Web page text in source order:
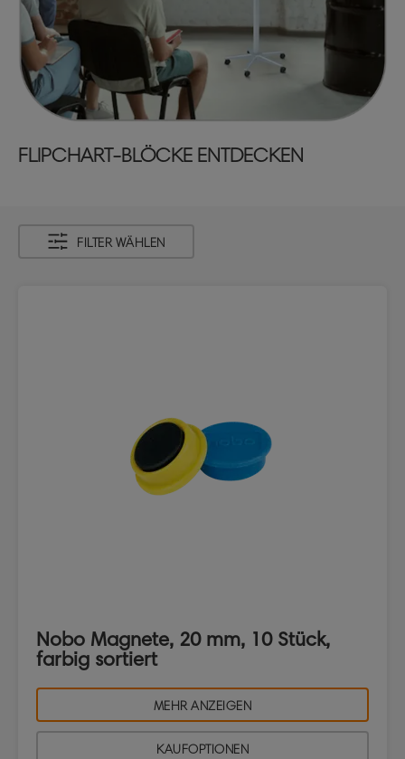
FLIPCHART-BLÖCKE ENTDECKEN
FILTER WÄHLEN
Nobo Magnete, 20 mm, 10 Stück,
farbig sortiert
MEHR ANZEIGEN
KAUFOPTIONEN